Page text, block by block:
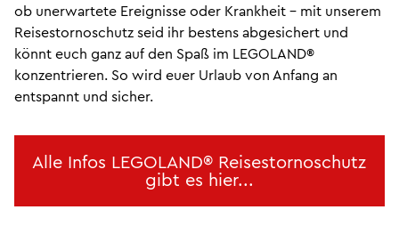
ob unerwartete Ereignisse oder Krankheit – mit unserem
Reisestornoschutz seid ihr bestens abgesichert und
könnt euch ganz auf den Spaß im LEGOLAND®
konzentrieren. So wird euer Urlaub von Anfang an
entspannt und sicher.
Alle Infos LEGOLAND® Reisestornoschutz
gibt es hier...